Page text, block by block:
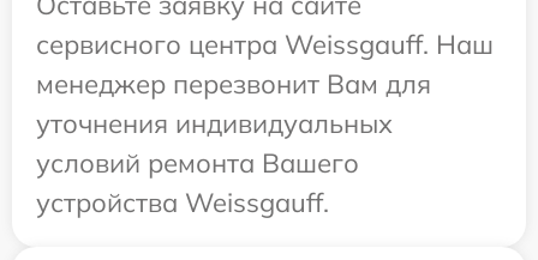
сервисного центра Weissgauff. Наш
менеджер перезвонит Вам для
уточнения индивидуальных
условий ремонта Вашего
устройства Weissgauff.